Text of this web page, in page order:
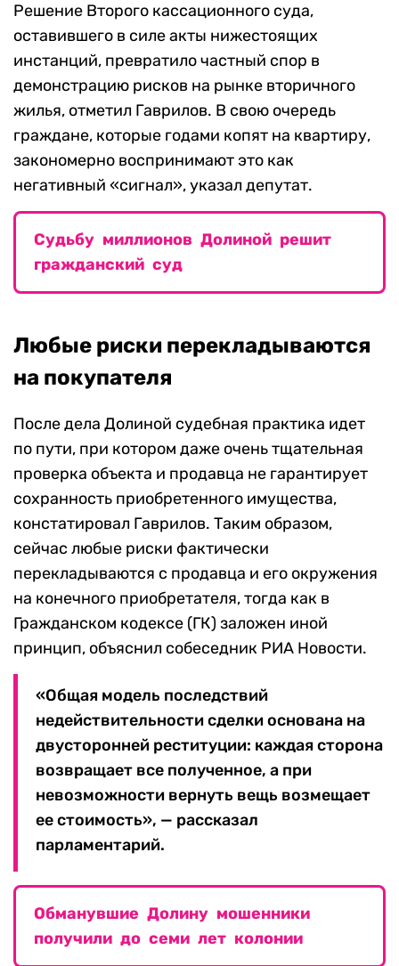
Решение Второго кассационного суда,
оставившего в силе акты нижестоящих
инстанций, превратило частный спор в
демонстрацию рисков на рынке вторичного
жилья, отметил Гаврилов. В свою очередь
граждане, которые годами копят на квартиру,
закономерно воспринимают это как
негативный «сигнал», указал депутат.
Судьбу миллионов Долиной решит
гражданский суд
Любые риски перекладываются
на покупателя
После дела Долиной судебная практика идет
по пути, при котором даже очень тщательная
проверка объекта и продавца не гарантирует
сохранность приобретенного имущества,
констатировал Гаврилов. Таким образом,
сейчас любые риски фактически
перекладываются с продавца и его окружения
на конечного приобретателя, тогда как в
Гражданском кодексе (ГК) заложен иной
принцип, объяснил собеседник РИА Новости.
«Общая модель последствий
недействительности сделки основана на
двусторонней реституции: каждая сторона
возвращает все полученное, а при
невозможности вернуть вещь возмещает
ее стоимость», — рассказал
парламентарий.
Обманувшие Долину мошенники
получили до семи лет колонии